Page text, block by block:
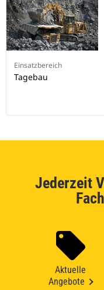
Einsatzbereich
Tagebau
Jederzeit
Aktuelle
Angebote